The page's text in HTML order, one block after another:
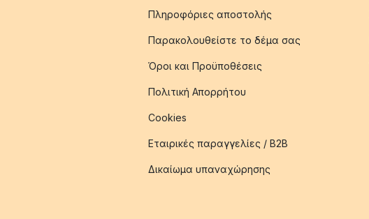
Πληροφόριες αποστολής
Παρακολουθείστε το δέμα σας
Όροι και Προϋποθέσεις
Πολιτική Απορρήτου
Cookies
Εταιρικές παραγγελίες / B2B
Δικαίωμα υπαναχώρησης